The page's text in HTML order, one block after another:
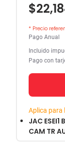
* Precio
Pago Anual
Incluido
Pago con
Aplica para
JAC ESEI1
CAM TR